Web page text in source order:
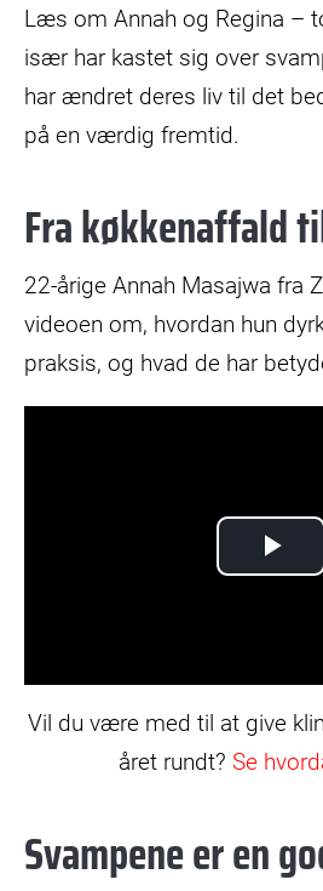
Læs om Annah og Regina –
især har kastet sig over
har ændret deres liv til det
på en værdig fremtid.
Fra køkkenaffald
22-årige Annah Masajwa fra
videoen om, hvordan hun
praksis, og hvad de har
Vil du være med til at give
året rundt? Se
Svampene er en